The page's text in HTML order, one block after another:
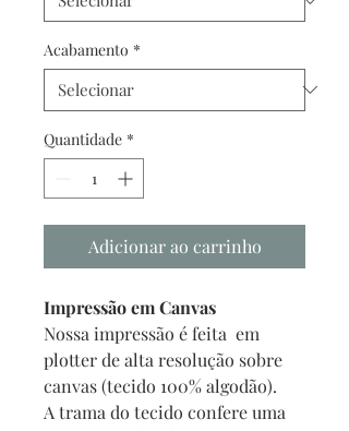
Acabamento *
Quantidade *
Adicionar ao carrinho
Impressão em Canvas
Nossa impressão é feita em
plotter de alta resolução sobre
canvas (tecido 100% algodão).
A trama do tecido confere uma